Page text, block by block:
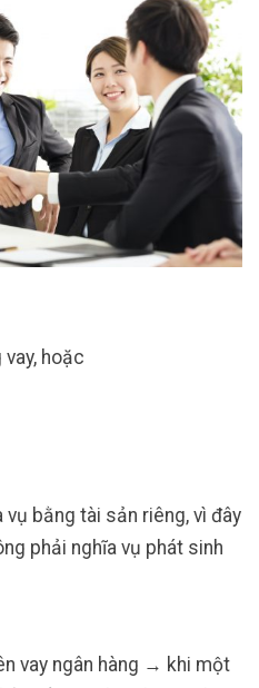
hoặc
bằng tài sản riêng, vì đây
phải nghĩa vụ phát sinh
vay ngân hàng → khi một